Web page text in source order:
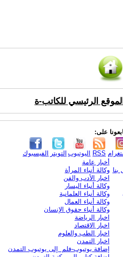
الموقع الرئيسي للكاتب-ة
على:
الفيسبوك التويتر اليوتيوب RSS
بنا
أخبار عامة
وكالة أنباء المرأة
اخبار الأدب والفن
وكالة أنباء اليسار
وكالة أنباء العلمانية
وكالة أنباء العمال
وكالة أنباء حقوق الإنسان
اخبار الرياضة
اخبار الاقتصاد
اخبار الطب والعلوم
اخبار التمدن
إضافة يوتيوب-فلم إلى يوتيوب التمدن